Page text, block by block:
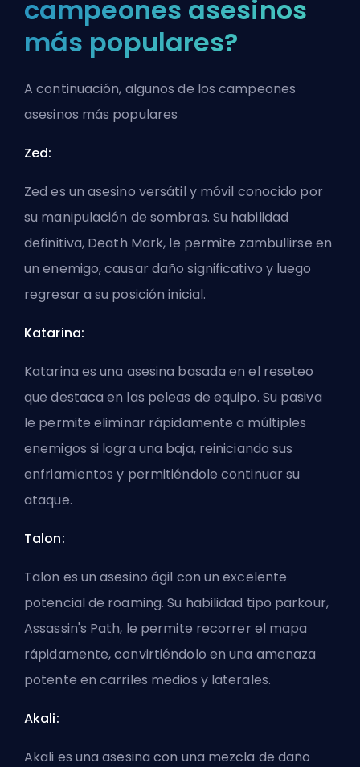
campeones asesinos
más populares?
A continuación, algunos de los campeones
asesinos más populares
Zed:
Zed es un asesino versátil y móvil conocido por
su manipulación de sombras. Su habilidad
definitiva, Death Mark, le permite zambullirse en
un enemigo, causar daño significativo y luego
regresar a su posición inicial.
Katarina:
Katarina es una asesina basada en el reseteo
que destaca en las peleas de equipo. Su pasiva
le permite eliminar rápidamente a múltiples
enemigos si logra una baja, reiniciando sus
enfriamientos y permitiéndole continuar su
ataque.
Talon:
Talon es un asesino ágil con un excelente
potencial de roaming. Su habilidad tipo parkour,
Assassin's Path, le permite recorrer el mapa
rápidamente, convirtiéndolo en una amenaza
potente en carriles medios y laterales.
Akali:
Akali es una asesina con una mezcla de daño